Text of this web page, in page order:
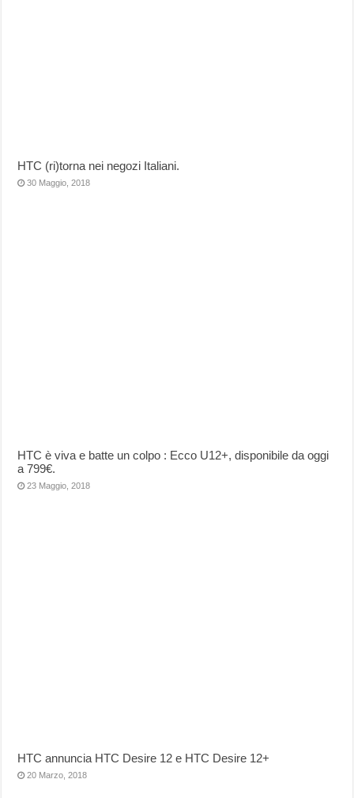
HTC (ri)torna nei negozi Italiani.
30 Maggio, 2018
HTC è viva e batte un colpo : Ecco U12+, disponibile da oggi
a 799€.
23 Maggio, 2018
HTC annuncia HTC Desire 12 e HTC Desire 12+
20 Marzo, 2018